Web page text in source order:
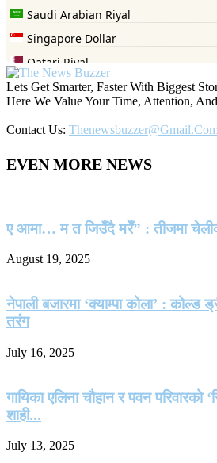
Lets Get Smarter, Faster With Biggest
Here We Value Your Time, Attention,
Contact Us:
EVEN MORE NEWS
ए आमा… म त जिउँदै मरेँ” : तीजमा
August 19, 2025
नेपाली बजारमा ‘क्याम्पा कोला’ : कोल्ड
तरंग
July 16, 2025
गायिका एलिना चौहान र पवन परिवारको
शाही...
July 13, 2025